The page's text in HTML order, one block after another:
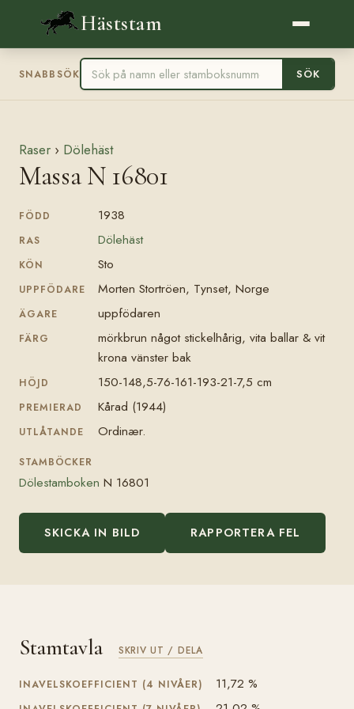
Häststam
SNABBSÖK SÖK
Raser › Dölehäst
Massa N 16801
FÖDD 1938
RAS Dölehäst
KÖN Sto
UPPFÖDARE Morten Stortröen, Tynset, Norge
ÄGARE uppfödaren
FÄRG
mörkbrun något stickelhårig, vita ballar & vit
krona vänster bak
HÖJD 150-148,5-76-161-193-21-7,5 cm
PREMIERAD Kårad (1944)
UTLÅTANDE Ordinær.
STAMBÖCKER
Dölestamboken N 16801
SKICKA IN BILD RAPPORTERA FEL
Stamtavla SKRIV UT / DELA
INAVELSKOEFFICIENT (4 NIVÅER) 11,72 %